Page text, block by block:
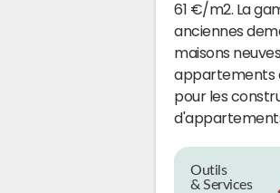
61 €/m2. La
anciennes
maisons
appartements
pour les
Outils
& Services